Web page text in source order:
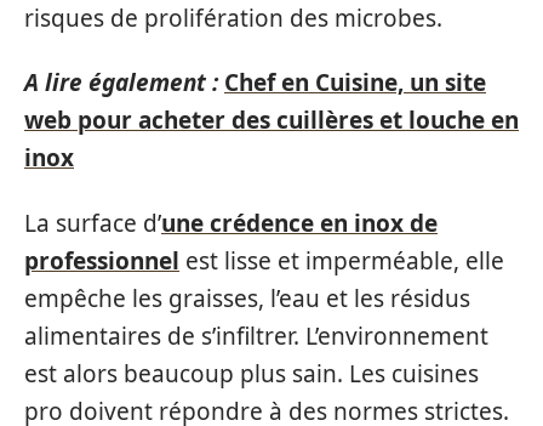
risques de prolifération des microbes.
A lire également : Chef en Cuisine, un site
web pour acheter des cuillères et louche en
inox
La surface d’une crédence en inox de
professionnel est lisse et imperméable, elle
empêche les graisses, l’eau et les résidus
alimentaires de s’infiltrer. L’environnement
est alors beaucoup plus sain. Les cuisines
pro doivent répondre à des normes strictes.